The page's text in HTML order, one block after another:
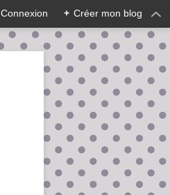
Connexion + Créer mon blog